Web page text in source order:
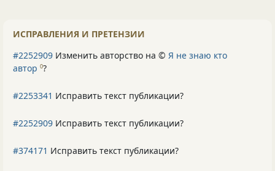
ИСПРАВЛЕНИЯ И ПРЕТЕНЗИИ
#2252909 Изменить авторство на © Я не знаю кто
автор 0?
#2253341 Исправить текст публикации?
#2252909 Исправить текст публикации?
#374171 Исправить текст публикации?